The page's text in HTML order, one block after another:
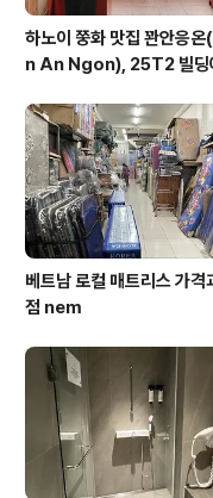
하노이 쭝화 맛집 꽌안응
n An Ngon), 25T2 빌딩
베트남 로컬 매트리스 가
점 nem